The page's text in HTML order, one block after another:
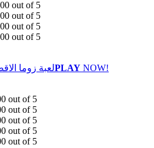
PLAY NOW!